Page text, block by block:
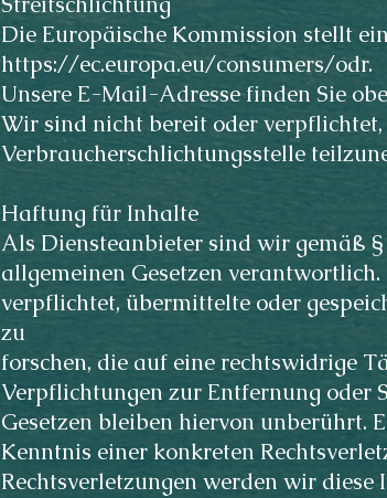
Die Europäische Kommission stellt
https://ec.europa.eu/consumers/odr.
Unsere E-Mail-Adresse finden Sie
Wir sind nicht bereit oder
Verbraucherschlichtungsstelle
Haftung für Inhalte
Als Diensteanbieter sind wir gemäß
allgemeinen Gesetzen
verpflichtet, übermittelte oder
zu
forschen, die auf eine rechtswidrige
Verpflichtungen zur Entfernung oder
Gesetzen bleiben hiervon unberührt.
Kenntnis einer konkreten
Rechtsverletzungen werden wir